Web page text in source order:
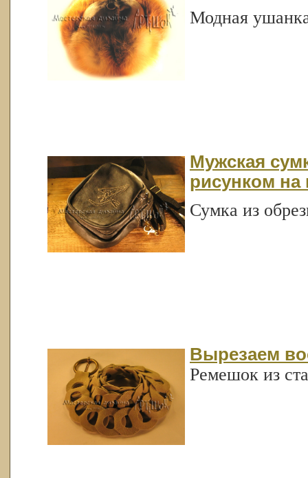
Модная
Мужская
рисунком на
Сумка из
Вырезаем
Ремешок из